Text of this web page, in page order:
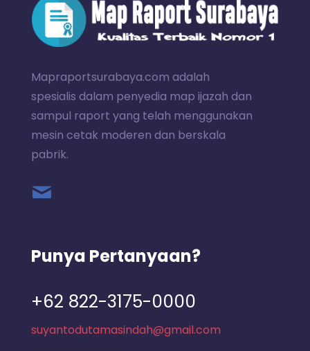
Mapraportsurabaya.com adalah
spesialis dalam penyedia map ijazah dan
sampul raport yang telah menggunakan
mesin cetak moderen dan berskala
pabrik.
Punya Pertanyaan?
+62 822-3175-0000
suyantodutamasindah@gmail.com